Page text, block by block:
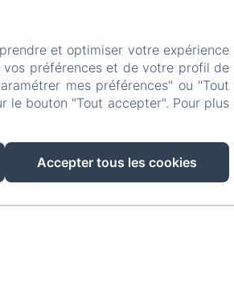
et optimiser votre expérience
préférences et de votre profil de
mes préférences" ou "Tout
le bouton "Tout accepter". Pour plus
Accepter tous les cookies